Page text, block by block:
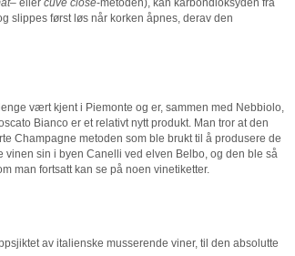
– eller cuve close-metoden), kan karbondioksyden fra
slippes først løs når korken åpnes, derav den
vært kjent i Piemonte og er, sammen med Nebbiolo,
Bianco er et relativt nytt produkt. Man tror at den
Champagne metoden som ble brukt til å produsere de
sin i byen Canelli ved elven Belbo, og den ble så
man fortsatt kan se på noen vinetiketter.
av italienske musserende viner, til den absolutte